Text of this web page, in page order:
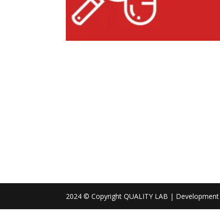
2024 © Copyright QUALITY LAB | Development